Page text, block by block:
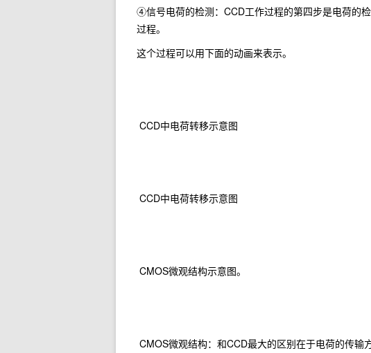
④信号电荷的检测：CCD工作过程的第四步是电荷的
过程。
这个过程可以用下面的动画来表示。
CCD中电荷转移示意图
CCD中电荷转移示意图
CMOS微观结构示意图。
CMOS微观结构：和CCD最大的区别在于电荷的传输